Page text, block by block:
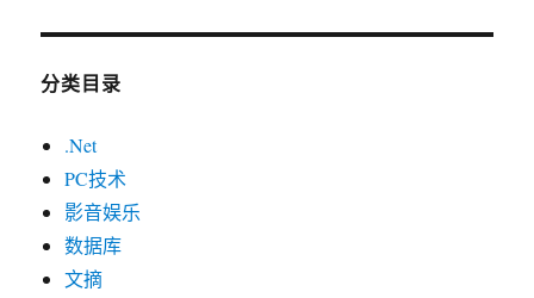
分类目录
.Net
PC技术
影音娱乐
数据库
文摘